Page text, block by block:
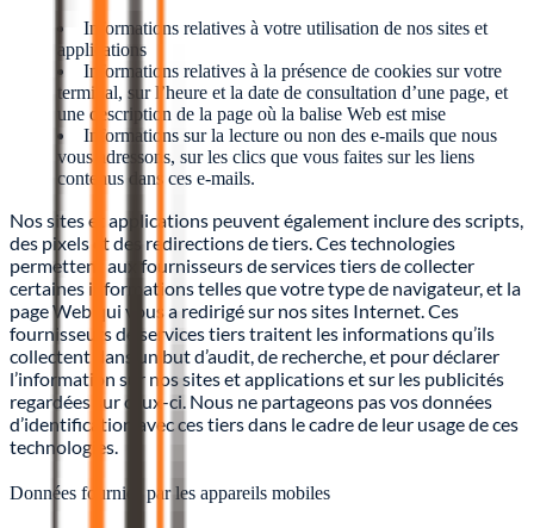
Informations relatives à votre utilisation de nos sites et
applications
Informations relatives à la présence de cookies sur votre
terminal, sur l’heure et la date de consultation d’une page, et
une description de la page où la balise Web est mise
Informations sur la lecture ou non des e-mails que nous
vous adressons, sur les clics que vous faites sur les liens
contenus dans ces e-mails.
Nos sites et applications peuvent également inclure des scripts,
des pixels et des redirections de tiers. Ces technologies
permettent aux fournisseurs de services tiers de collecter
certaines informations telles que votre type de navigateur, et la
page Web qui vous a redirigé sur nos sites Internet. Ces
fournisseurs de services tiers traitent les informations qu’ils
collectent dans un but d’audit, de recherche, et pour déclarer
l’information sur nos sites et applications et sur les publicités
regardées sur ceux-ci. Nous ne partageons pas vos données
d’identification avec ces tiers dans le cadre de leur usage de ces
technologies.
Données fournies par les appareils mobiles